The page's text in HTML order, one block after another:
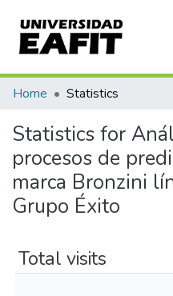
Home Statistics
Statistics for
procesos de
marca Bronzini
Grupo Éxito
Total visits